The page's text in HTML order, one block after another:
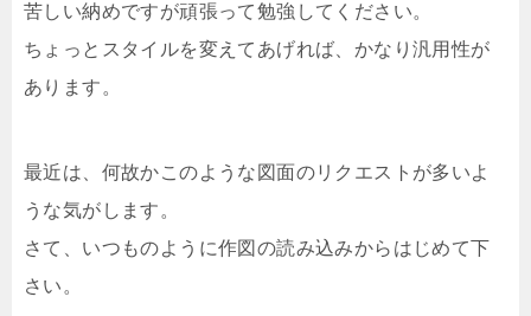
苦しい納めですが頑張って勉強してください。
ちょっとスタイルを変えてあげれば、かなり汎用性が
あります。
最近は、何故かこのような図面のリクエストが多いよ
うな気がします。
さて、いつものように作図の読み込みからはじめて下
さい。